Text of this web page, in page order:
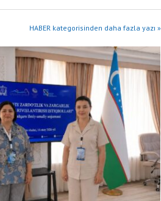
HABER kategorisinden daha fazla yazı »